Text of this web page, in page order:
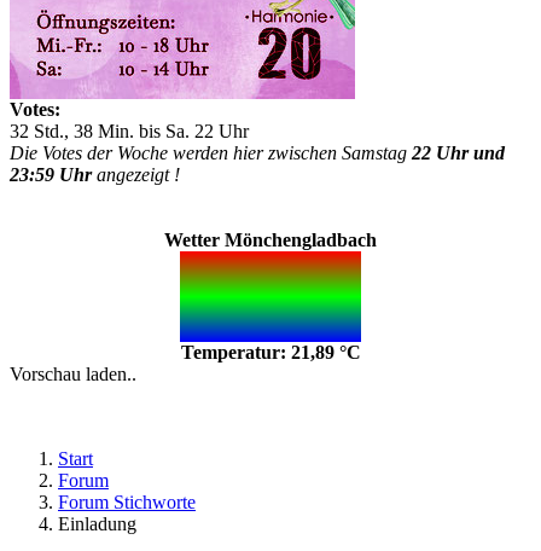
Votes:
32 Std., 38 Min. bis Sa. 22 Uhr
Die Votes der Woche werden hier zwischen Samstag 22 Uhr und
23:59 Uhrangezeigt !
Wetter Mönchengladbach
Temperatur: 21,89 °C
Vorschau laden..
Start
Forum
Forum Stichworte
Einladung